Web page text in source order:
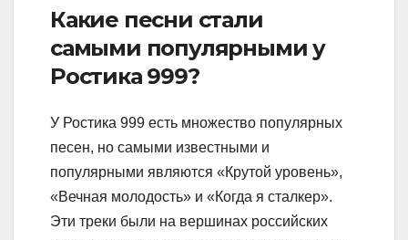
Какие песни стали
самыми популярными у
Ростика 999?
У Ростика 999 есть множество популярных
песен, но самыми известными и
популярными являются «Крутой уровень»,
«Вечная молодость» и «Когда я сталкер».
Эти треки были на вершинах российских